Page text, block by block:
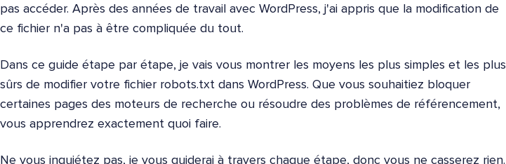
pas accéder. Après des années de travail avec WordPress, j'ai appris que la modification de
ce fichier n'a pas à être compliquée du tout.
Dans ce guide étape par étape, je vais vous montrer les moyens les plus simples et les plus
sûrs de modifier votre fichier robots.txt dans WordPress. Que vous souhaitiez bloquer
certaines pages des moteurs de recherche ou résoudre des problèmes de référencement,
vous apprendrez exactement quoi faire.
Ne vous inquiétez pas, je vous guiderai à travers chaque étape, donc vous ne casserez rien.